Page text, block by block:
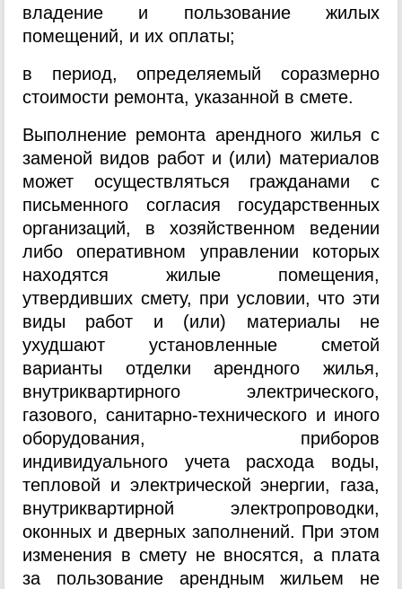
владение и пользование жилых
помещений, и их оплаты;
в период, определяемый соразмерно
стоимости ремонта, указанной в смете.
Выполнение ремонта арендного жилья с
заменой видов работ и (или) материалов
может осуществляться гражданами с
письменного согласия государственных
организаций, в хозяйственном ведении
либо оперативном управлении которых
находятся жилые помещения,
утвердивших смету, при условии, что эти
виды работ и (или) материалы не
ухудшают установленные сметой
варианты отделки арендного жилья,
внутриквартирного электрического,
газового, санитарно-технического и иного
оборудования, приборов
индивидуального учета расхода воды,
тепловой и электрической энергии, газа,
внутриквартирной электропроводки,
оконных и дверных заполнений. При этом
изменения в смету не вносятся, а плата
за пользование арендным жильем не